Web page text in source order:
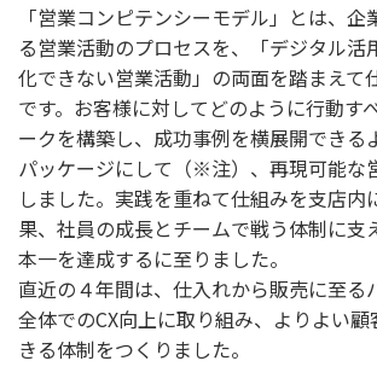
「営業コンピテンシーモデル」とは、
る営業活動のプロセスを、「デジタル活
化できない営業活動」の両面を踏まえて
です。お客様に対してどのように行動す
ークを構築し、成功事例を横展開できる
パッケージにして（※注）、再現可能な
しました。実践を重ねて仕組みを支店内
果、社員の成長とチームで戦う体制に支
本一を達成するに至りました。
直近の４年間は、仕入れから販売に至る
全体でのCX向上に取り組み、よりよい
きる体制をつくりました。